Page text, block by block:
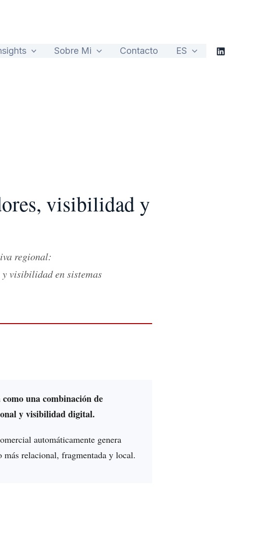
Sobre Mi Contacto ES
visibilidad y
regional:
visibilidad en sistemas
una combinación de
y visibilidad digital.
automáticamente genera
relacional, fragmentada y local.